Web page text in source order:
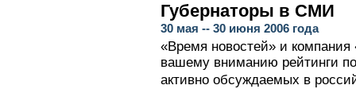
Губернаторы в СМИ
30 мая -- 30 июня 2006 года
«Время новостей» и
вашему вниманию рейтинги
активно обсуждаемых в